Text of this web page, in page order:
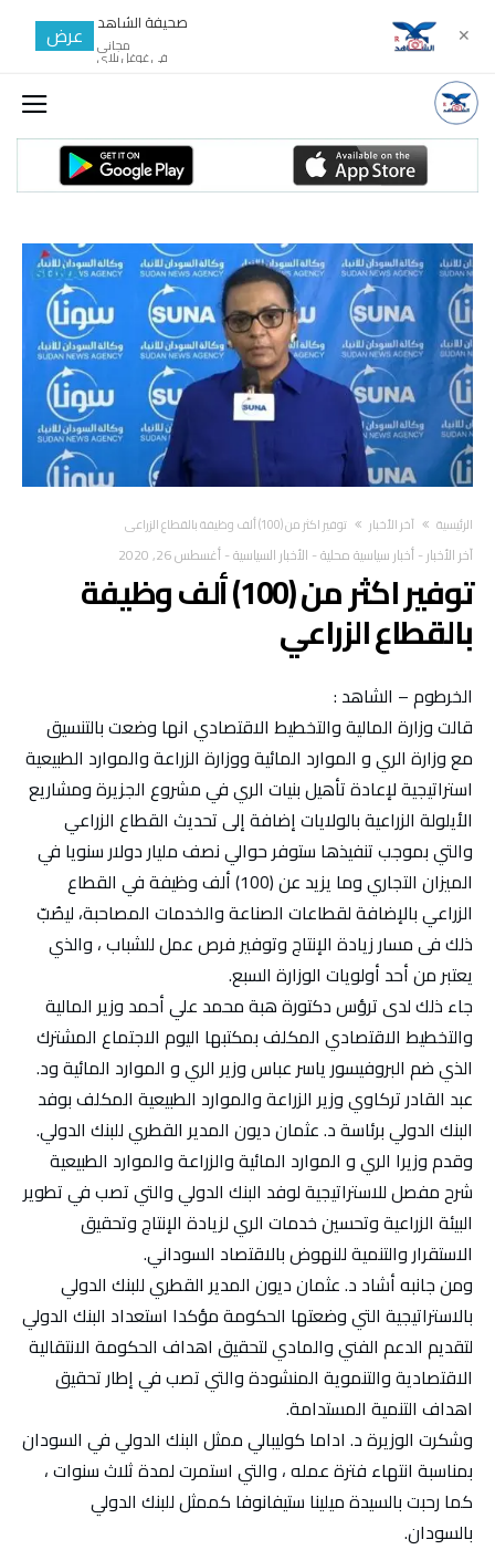
‫الرئيسية‬ آخر الأخبار توفير اكثر من (100) ألف وظيفة بالقطاع الزراعي
آخر الأخبار-أخبار سياسية محلية- الأخبار السياسية-أغسطس 26, 2020
توفير اكثر من (100) ألف وظيفة
بالقطاع الزراعي
الخرطوم – الشاهد :
قالت وزارة المالية والتخطيط الاقتصادي انها وضعت بالتنسيق
مع وزارة الري و الموارد المائية ووزارة الزراعة والموارد الطبيعية
استراتيجية لإعادة تأهيل بنيات الري في مشروع الجزيرة ومشاريع
الأيلولة الزراعية بالولايات إضافة إلى تحديث القطاع الزراعي
والتي بموجب تنفيذها ستوفر حوالي نصف مليار دولار سنويا في
الميزان التجاري وما يزيد عن (100) ألف وظيفة في القطاع
الزراعي بالإضافة لقطاعات الصناعة والخدمات المصاحبة، ليصُبّ
ذلك فى مسار زيادة الإنتاج وتوفير فرص عمل للشباب ، والذي
يعتبر من أحد أولويات الوزارة السبع.
جاء ذلك لدى ترؤس دكتورة هبة محمد علي أحمد وزير المالية
والتخطيط الاقتصادي المكلف بمكتبها اليوم الاجتماع المشترك
الذي ضم البروفيسور ياسر عباس وزير الري و الموارد المائية ود.
عبد القادر تركاوي وزير الزراعة والموارد الطبيعية المكلف بوفد
البنك الدولي برئاسة د. عثمان ديون المدير القطري للبنك الدولي.
وقدم وزيرا الري و الموارد المائية والزراعة والموارد الطبيعية
شرح مفصل للاستراتيجية لوفد البنك الدولي والتي تصب في تطوير
البيئة الزراعية وتحسين خدمات الري لزيادة الإنتاج وتحقيق
الاستقرار والتنمية للنهوض بالاقتصاد السوداني.
ومن جانبه أشاد د. عثمان ديون المدير القطري للبنك الدولي
بالاستراتيجية التي وضعتها الحكومة مؤكدا استعداد البنك الدولي
لتقديم الدعم الفني والمادي لتحقيق اهداف الحكومة الانتقالية
الاقتصادية والتنموية المنشودة والتي تصب في إطار تحقيق
اهداف التنمية المستدامة.
وشكرت الوزيرة د. اداما كوليبالي ممثل البنك الدولي في السودان
بمناسبة انتهاء فترة عمله ، والتي استمرت لمدة ثلاث سنوات ،
كما رحبت بالسيدة ميلينا ستيفانوفا كممثل للبنك الدولي
بالسودان.
✕ صحيفة الشاهد
مجانى
في غوغل بلاي
عرض